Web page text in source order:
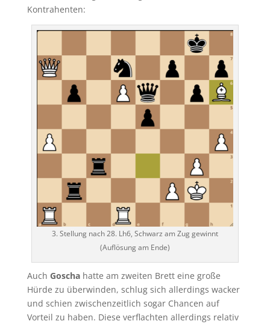
Kontrahenten:
3. Stellung nach 28. Lh6, Schwarz am Zug gewinnt
(Auflösung am Ende)
Auch Goschahatte am zweiten Brett eine große
Hürde zu überwinden, schlug sich allerdings wacker
und schien zwischenzeitlich sogar Chancen auf
Vorteil zu haben. Diese verflachten allerdings relativ